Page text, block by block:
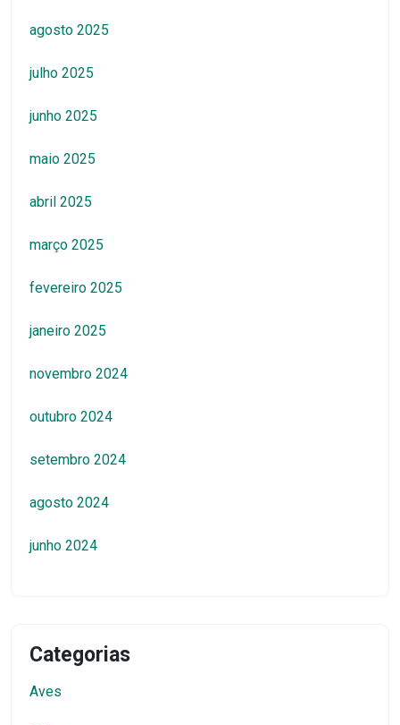
agosto 2025
julho 2025
junho 2025
maio 2025
abril 2025
março 2025
fevereiro 2025
janeiro 2025
novembro 2024
outubro 2024
setembro 2024
agosto 2024
junho 2024
Categorias
Aves